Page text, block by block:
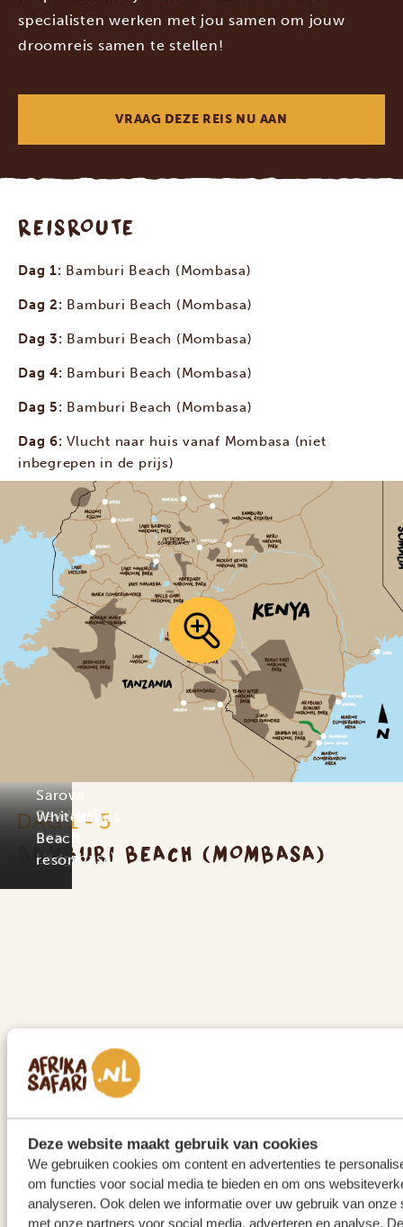
Deze website maakt gebruik van cookies
We gebruiken cookies om content en advertenties te
om functies voor social media te bieden en om ons
analyseren. Ook delen we informatie over uw gebruik van onze
met onze partners voor social media, adverteren en analyse.
specialisten werken met jou samen om jouw
droomreis samen te stellen!
VRAAG DEZE REIS NU AAN
REISROUTE
Dag 1: Bamburi Beach (Mombasa)
Dag 2: Bamburi Beach (Mombasa)
Dag 3: Bamburi Beach (Mombasa)
Dag 4: Bamburi Beach (Mombasa)
Dag 5: Bamburi Beach (Mombasa)
Dag 6:Vlucht naar huis vanaf Mombasa (niet
inbegrepen in de prijs)
DAG 1 - 5
BAMBURI BEACH (MOMBASA)
Bamburi
Beach
(Mombasa)
Severin
Sea
Lodge
Sarova
Whitesands
Beach
resort
Bamburi Beach, gelegen op 10 km ten noorden van